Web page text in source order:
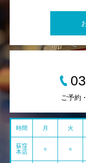
ご予約
時間 月 火
荻窪
本店
○ ○